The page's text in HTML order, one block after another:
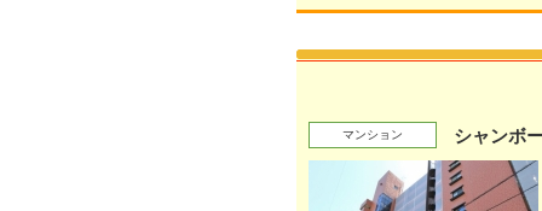
マンション シャンボ